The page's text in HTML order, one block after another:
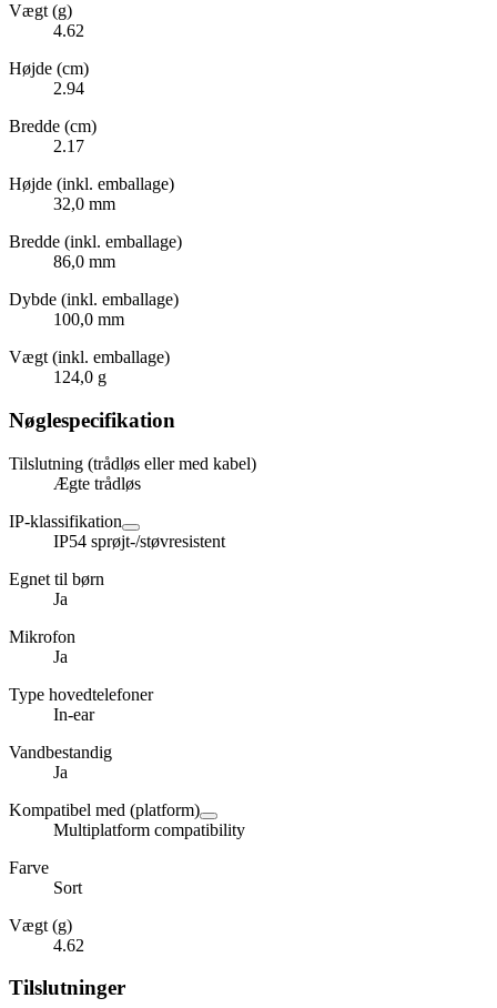
Vægt (g)
4.62
Højde (cm)
2.94
Bredde (cm)
2.17
Højde (inkl. emballage)
32,0 mm
Bredde (inkl. emballage)
86,0 mm
Dybde (inkl. emballage)
100,0 mm
Vægt (inkl. emballage)
124,0 g
Nøglespecifikation
Tilslutning (trådløs eller med kabel)
Ægte trådløs
IP-klassifikation
IP54 sprøjt-/støvresistent
Egnet til børn
Ja
Mikrofon
Ja
Type hovedtelefoner
In-ear
Vandbestandig
Ja
Kompatibel med (platform)
Multiplatform compatibility
Farve
Sort
Vægt (g)
4.62
Tilslutninger